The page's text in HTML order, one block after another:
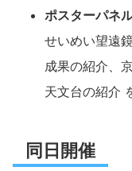
ポスターパネ
せいめい望遠
成果の紹介、
天文台の紹介
同日開催